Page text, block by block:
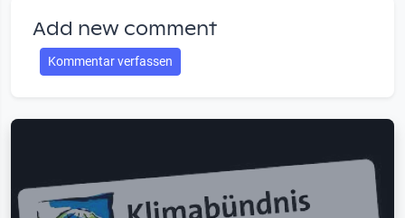
Add new comment
Kommentar verfassen